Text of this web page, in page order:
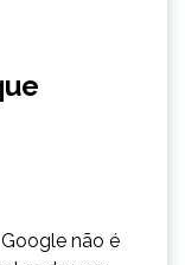
não é